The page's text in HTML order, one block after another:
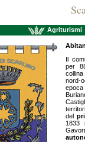
Agriturismi
Il
per
nord-
del
1833